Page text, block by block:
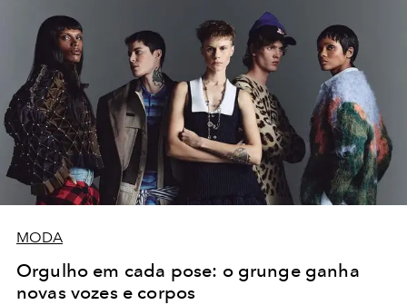
MODA
Orgulho em cada pose: o grunge ganha
novas vozes e corpos